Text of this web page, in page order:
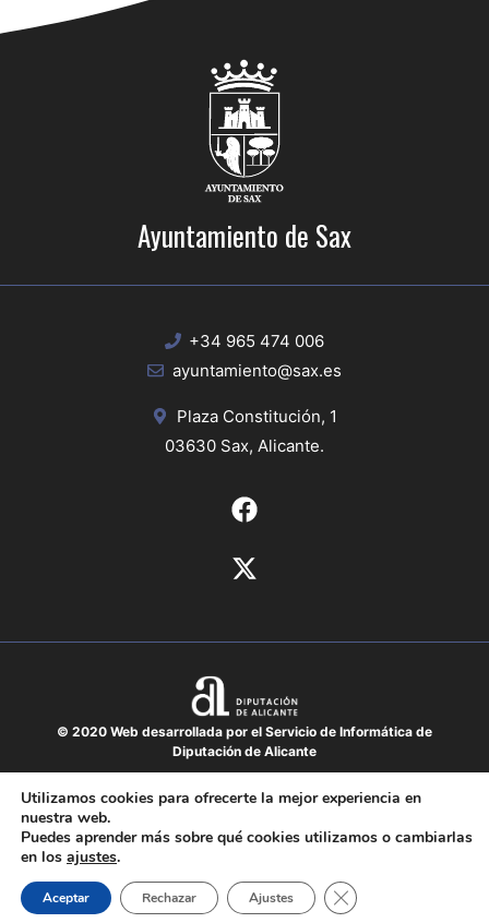
Ayuntamiento de Sax
+34 965 474 006
ayuntamiento@sax.es
Plaza Constitución, 1
03630 Sax, Alicante.
© 2020 Web desarrollada por el Servicio de Informática de
Diputación de Alicante
Aviso legal
Política de cookies
Utilizamos cookies para ofrecerte la mejor experiencia en
nuestra web.
Puedes aprender más sobre qué cookies utilizamos o cambiarlas
en los ajustes.
Aceptar Rechazar Ajustes Cerrar el banner de